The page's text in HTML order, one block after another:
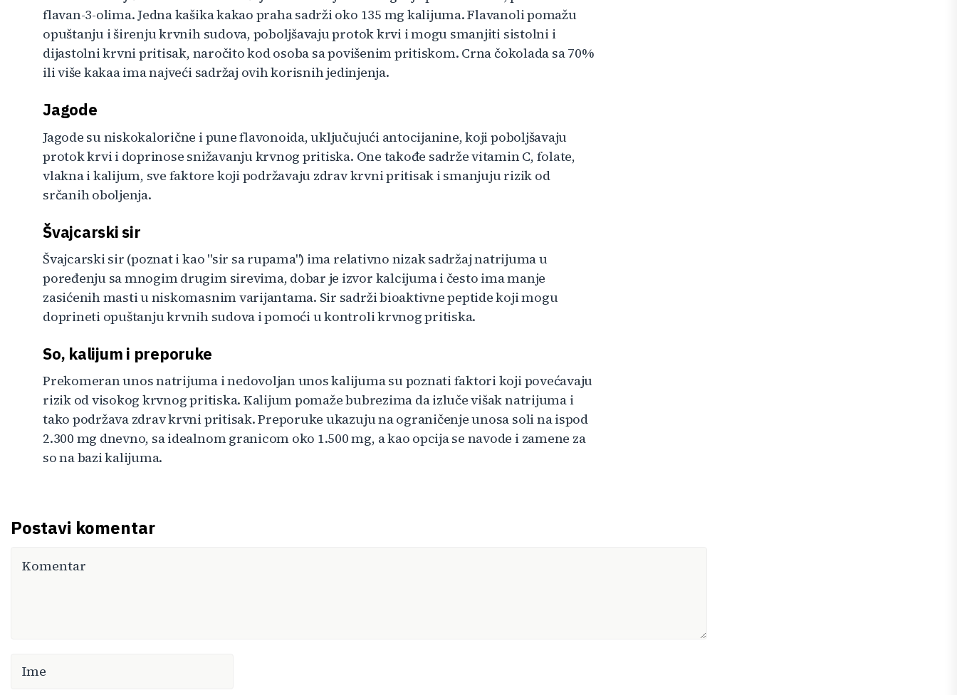
flavan-3-olima. Jedna kašika kakao praha sadrži oko 135 mg kalijuma. Flavanoli pomažu
opuštanju i širenju krvnih sudova, poboljšavaju protok krvi i mogu smanjiti sistolni i
dijastolni krvni pritisak, naročito kod osoba sa povišenim pritiskom. Crna čokolada sa 70%
ili više kakaa ima najveći sadržaj ovih korisnih jedinjenja.
Jagode
Jagode su niskokalorične i pune flavonoida, uključujući antocijanine, koji poboljšavaju
protok krvi i doprinose snižavanju krvnog pritiska. One takođe sadrže vitamin C, folate,
vlakna i kalijum, sve faktore koji podržavaju zdrav krvni pritisak i smanjuju rizik od
srčanih oboljenja.
Švajcarski sir
Švajcarski sir (poznat i kao "sir sa rupama") ima relativno nizak sadržaj natrijuma u
poređenju sa mnogim drugim sirevima, dobar je izvor kalcijuma i često ima manje
zasićenih masti u niskomasnim varijantama. Sir sadrži bioaktivne peptide koji mogu
doprineti opuštanju krvnih sudova i pomoći u kontroli krvnog pritiska.
So, kalijum i preporuke
Prekomeran unos natrijuma i nedovoljan unos kalijuma su poznati faktori koji povećavaju
rizik od visokog krvnog pritiska. Kalijum pomaže bubrezima da izluče višak natrijuma i
tako podržava zdrav krvni pritisak. Preporuke ukazuju na ograničenje unosa soli na ispod
2.300 mg dnevno, sa idealnom granicom oko 1.500 mg, a kao opcija se navode i zamene za
so na bazi kalijuma.
Postavi komentar